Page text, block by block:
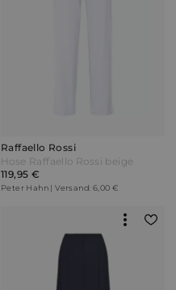
Raffaello Rossi
Hose Raffaello Rossi beige
119,95 €
Peter Hahn | Versand: 6,00 €